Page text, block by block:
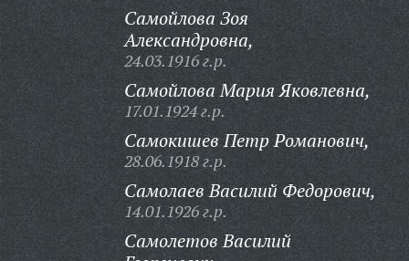
Самойлова Зоя
Александровна,
24.03.1916 г.р.
Самойлова Мария Яковлевна,
17.01.1924 г.р.
Самокишев Петр Романович,
28.06.1918 г.р.
Самолаев Василий Федорович,
14.01.1926 г.р.
Самолетов Василий